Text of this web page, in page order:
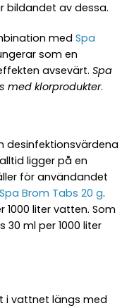
bildandet av dessa.
med Spa
som en
avsevärt. Spa
med klorprodukter.
desinfektionsvärdena
ligger på en
för användandet
Spa Brom Tabs 20 g.
liter vatten. Som
ml per 1000 liter
i vattnet längs med